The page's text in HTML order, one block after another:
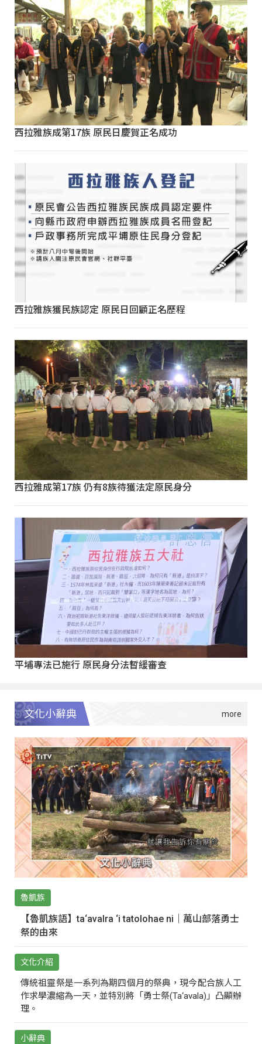
西拉雅族成第17族 原民日慶賀正名成功
西拉雅族獲民族認定 原民日回顧正名歷程
西拉雅成第17族 仍有8族待獲法定原民身分
平埔專法已施行 原民身分法暫緩審查
文化小辭典
魯凱族
【魯凱族語】ta‘avalra ‘i tatolohae ni｜萬山部落勇士
祭的由來
文化介紹
傳統祖靈祭是一系列為期四個月的祭典，現今配合族人工
作求學濃縮為一天，並特別將「勇士祭(Ta‘avala)」凸顯辦
理。
小辭典